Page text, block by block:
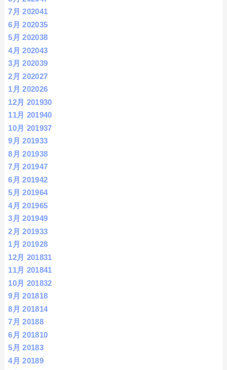
7月 202041
6月 202035
5月 202038
4月 202043
3月 202039
2月 202027
1月 202026
12月 201930
11月 201940
10月 201937
9月 201933
8月 201938
7月 201947
6月 201942
5月 201964
4月 201965
3月 201949
2月 201933
1月 201928
12月 201831
11月 201841
10月 201832
9月 201818
8月 201814
7月 20188
6月 201810
5月 20183
4月 20189